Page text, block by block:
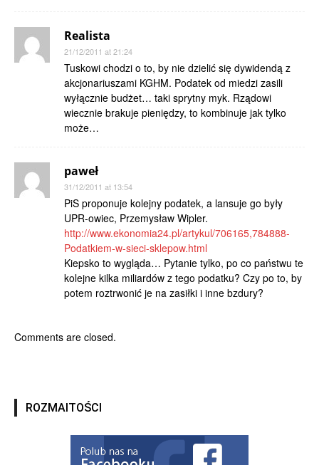
Realista
21/12/2011 at 21:24
Tuskowi chodzi o to, by nie dzielić się dywidendą z
akcjonariuszami KGHM. Podatek od miedzi zasili
wyłącznie budżet… taki sprytny myk. Rządowi
wiecznie brakuje pieniędzy, to kombinuje jak tylko
może…
paweł
31/12/2011 at 13:54
PiS proponuje kolejny podatek, a lansuje go były
UPR-owiec, Przemysław Wipler.
http://www.ekonomia24.pl/artykul/706165,784888-
Podatkiem-w-sieci-sklepow.html
Kiepsko to wygląda… Pytanie tylko, po co państwu te
kolejne kilka miliardów z tego podatku? Czy po to, by
potem roztrwonić je na zasiłki i inne bzdury?
Comments are closed.
ROZMAITOŚCI